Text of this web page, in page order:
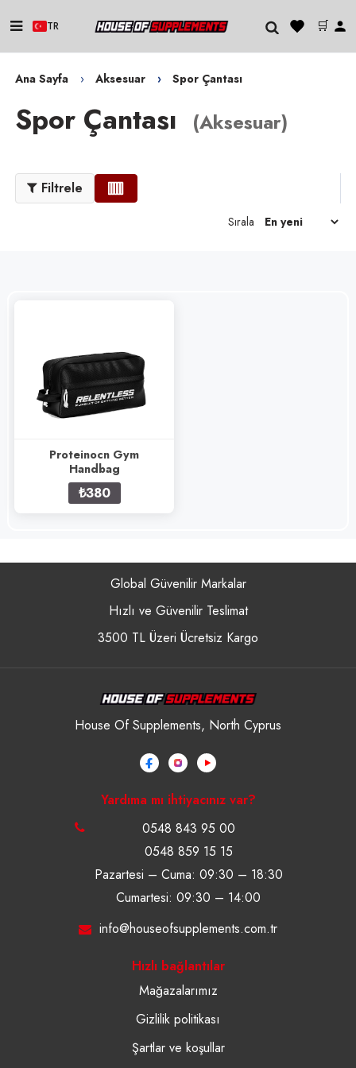
TR 🛒
Ana Sayfa Aksesuar Spor Çantası
Spor Çantası (Aksesuar)
Filtrele
Sırala
Proteinocn Gym
Handbag
₺380
Global Güvenilir Markalar
Hızlı ve Güvenilir Teslimat
3500 TL Üzeri Ücretsiz Kargo
House Of Supplements, North Cyprus
Yardıma mı ihtiyacınız var?
0548 843 95 00
0548 859 15 15
Pazartesi – Cuma: 09:30 – 18:30
Cumartesi: 09:30 – 14:00
info@houseofsupplements.com.tr
Hızlı bağlantılar
Mağazalarımız
Gizlilik politikası
Şartlar ve koşullar